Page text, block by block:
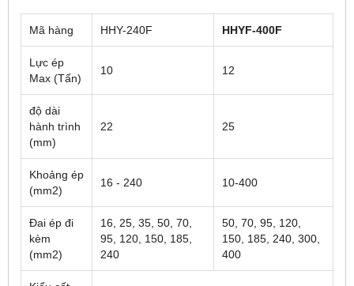
Mã hàng HHY-240F HHYF-400F
Lực ép
Max (Tấn)
10 12
độ dài
hành trình
(mm)
22 25
Khoảng ép
(mm2)
16 - 240 10-400
Đai ép đi
kèm
(mm2)
16, 25, 35, 50, 70,
95, 120, 150, 185,
240
50, 70, 95, 120,
150, 185, 240, 300,
400